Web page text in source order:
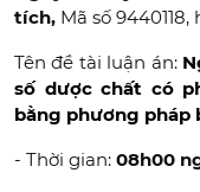
tích, Mã số
Tên đề tài luận án:
số dược chất có
bằng phương
- Thời gian: 08h00